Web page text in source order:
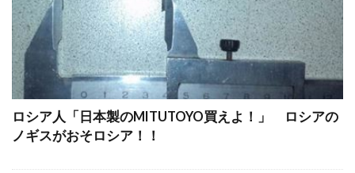
ロシア人「日本製のMITUTOYO買えよ！」 ロシアの
ノギスがおそロシア！！